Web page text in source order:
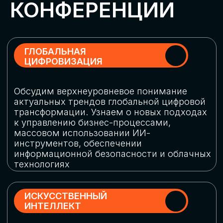
Выясним, как в наши дни уверенно
защищать свой бизнес от киберугроз
Обменяемся опытом, какие ИИ-решения
в маркетинге и продажах наиболее
рекламными кампаниями показывают
наибольшую эффективность
РОБОТИЗАЦИЯ
Узнаем, в каких отраслях ИИ
«материализуется», какие роботы
решают сложные бизнес-задачи, а где
только обсуждают концепции
роботизации и потенциальные бюджеты
на тестирование образцов